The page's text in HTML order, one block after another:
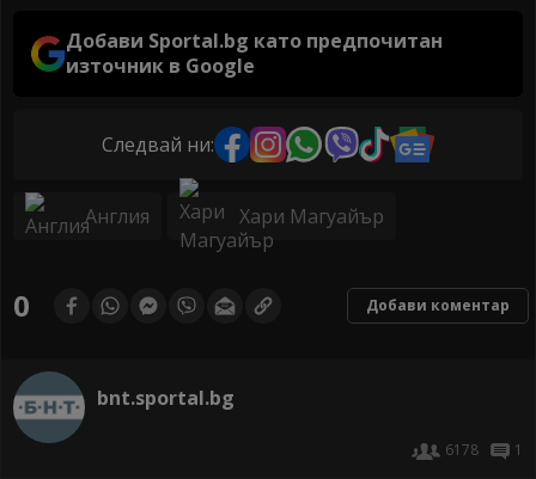
Добави Sportal.bg като предпочитан
източник в Google
Следвай ни:
Англия Хари Магуайър
0 Добави коментар
bnt.sportal.bg
6178 1